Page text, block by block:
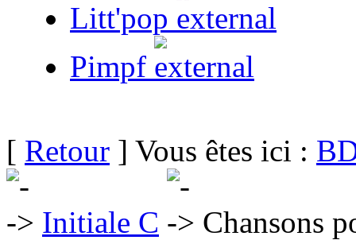
Litt'pop
Pimpf
[ Retour ] Vous êtes ici :
Initiale C
Chansons